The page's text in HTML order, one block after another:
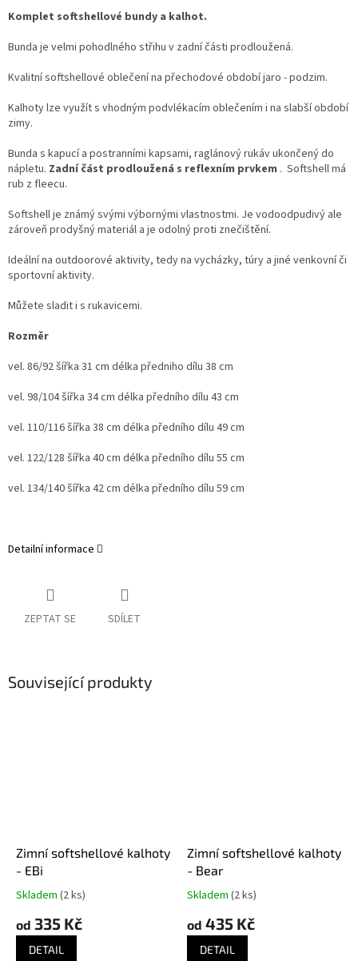
Komplet softshellové bundy a kalhot.
Bunda je velmi pohodlného střihu v zadní části prodloužená.
Kvalitní softshellové oblečení na přechodové období jaro - podzim.
Kalhoty lze využít s vhodným podvlékacím oblečením i na slabší období
zimy.
Bunda s kapucí a postranními kapsami, raglánový rukáv ukončený do
nápletu. Zadní část prodloužená s reflexním prvkem . Softshell má
rub z fleecu.
Softshell je známý svými výbornými vlastnostmi. Je vodoodpudivý ale
zároveň prodyšný materiál a je odolný proti znečištění.
Ideální na outdoorové aktivity, tedy na vycházky, túry a jiné venkovní či
sportovní aktivity.
Můžete sladit i s rukavicemi.
Rozměr
vel. 86/92 šířka 31 cm délka předniho dílu 38 cm
vel. 98/104 šířka 34 cm délka předního dílu 43 cm
vel. 110/116 šířka 38 cm délka předního dílu 49 cm
vel. 122/128 šířka 40 cm délka předního dílu 55 cm
vel. 134/140 šířka 42 cm délka předního dílu 59 cm
Detailní informace
ZEPTAT SE SDÍLET
Související produkty
Zimní softshellové kalhoty
- EBi
Skladem (2 ks)
od 335 Kč
DETAIL
Zimní softshellové kalhoty
- Bear
Skladem (2 ks)
od 435 Kč
DETAIL